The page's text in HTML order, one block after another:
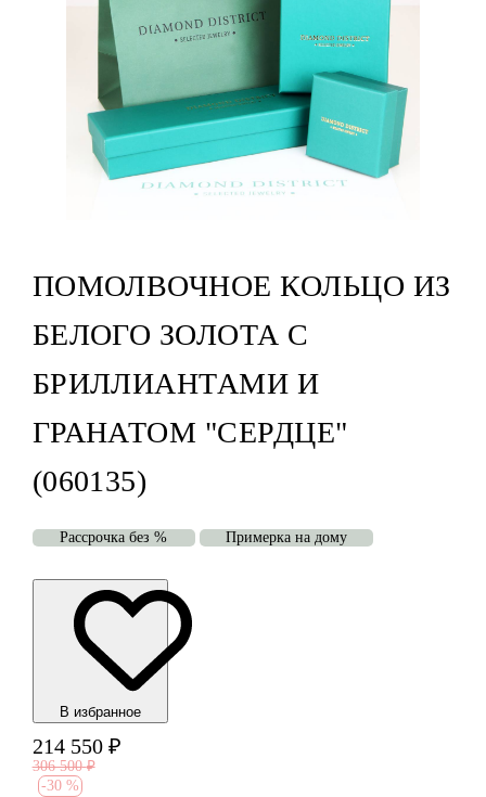
ПОМОЛВОЧНОЕ КОЛЬЦО ИЗ
БЕЛОГО ЗОЛОТА С
БРИЛЛИАНТАМИ И
ГРАНАТОМ "СЕРДЦЕ"
(060135)
Рассрочка без % Примерка на дому
В избранноe
214 550 ₽
306 500 ₽
-30 %